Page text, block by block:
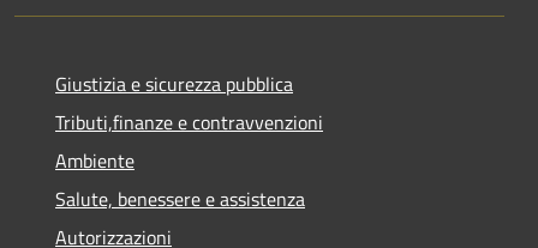
Giustizia e sicurezza pubblica
Tributi,finanze e contravvenzioni
Ambiente
Salute, benessere e assistenza
Autorizzazioni